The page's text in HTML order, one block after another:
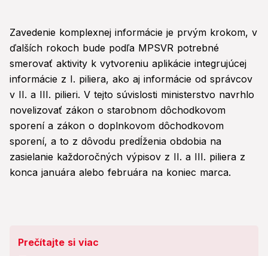
Zavedenie komplexnej informácie je prvým krokom, v
ďalších rokoch bude podľa MPSVR potrebné
smerovať aktivity k vytvoreniu aplikácie integrujúcej
informácie z I. piliera, ako aj informácie od správcov
v II. a III. pilieri. V tejto súvislosti ministerstvo navrhlo
novelizovať zákon o starobnom dôchodkovom
sporení a zákon o doplnkovom dôchodkovom
sporení, a to z dôvodu predĺženia obdobia na
zasielanie každoročných výpisov z II. a III. piliera z
konca januára alebo februára na koniec marca.
Prečítajte si viac